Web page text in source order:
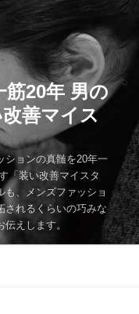
20年 男の
善マイス
ションの真髄を20年一
「装い改善マイスタ
も、メンズファッショ
されるくらいの巧みな
えします。